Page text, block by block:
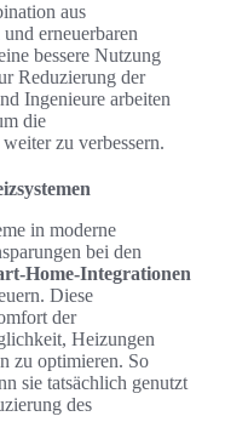
aus
erneuerbaren
bessere Nutzung
Reduzierung der
Ingenieure arbeiten
die
zu verbessern.
in moderne
bei den
Home-Integrationen
Diese
der
Heizungen
zu optimieren. So
sie tatsächlich genutzt
des